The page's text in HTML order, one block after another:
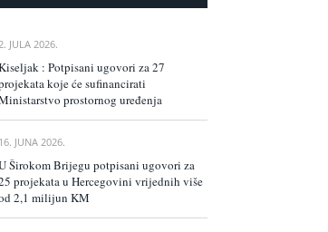
JULA 2026.
: Potpisani ugovori za 27
koje će sufinancirati
prostornog uređenja
16. JUNA 2026.
Širokom Brijegu potpisani ugovori za
projekata u Hercegovini vrijednih više
2,1 milijun KM